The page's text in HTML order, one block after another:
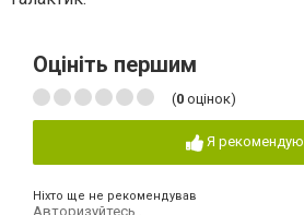
Оцініть першим
(0 оцінок)
Я рекомендую
Ніхто ще не рекомендував
Авторизуйтесь ,